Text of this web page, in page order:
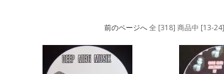
前のページへ全 [318] 商品中 [13-